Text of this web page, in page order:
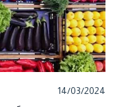
14/03/2024